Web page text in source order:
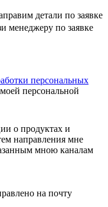
детали по заявке
менеджеру по заявке
персональных
персональной
о продуктах и
направления мне
мною каналам
на почту